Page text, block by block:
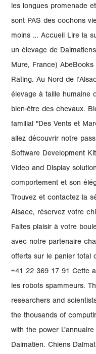
les longues promenade
sont PAS des cochons
moins … Accueil Lire la
un élevage de
Mure, France)
Rating. Au Nord de
élevage à taille humaine
bien-être des chevaux.
familial "Des Vents et
allez découvrir notre
Software Development
Video and Display
comportement et son
Trouvez et contactez la
Alsace, réservez votre
Faites plaisir à votre
avec notre partenaire
offerts sur le panier total
+41 22 369 17 91 Cette
les robots spammeurs.
researchers and
the thousands of
with the power
Dalmatien. Chiens